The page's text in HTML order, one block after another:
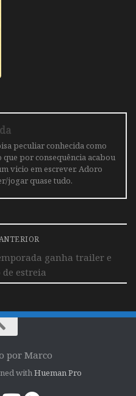
peculiar conhecida como
que por consequência acabou
vicio em escrever. Adoro
jogar quase tudo.
ganha trailer e
estreia
por Marco
with Hueman Pro